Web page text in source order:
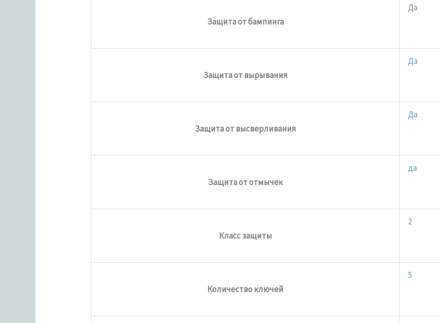
Защита от бампинга
Да
Защита от вырывания
Да
Защита от высверливания
Да
Защита от отмычек
да
Класс защиты
2
Количество ключей
5